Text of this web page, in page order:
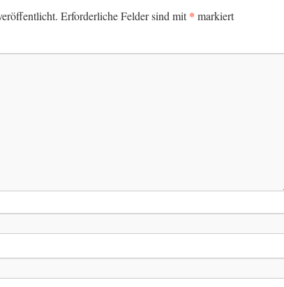
Erforderliche Felder sind mit* markiert